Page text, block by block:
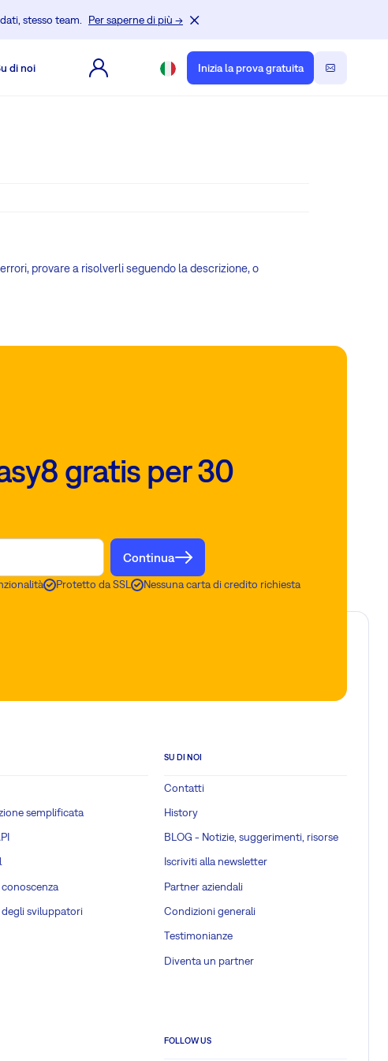
stesso team. Per saperne di più →
di noi Inizia la prova gratuita
provare a risolverli seguendo la descrizione, o
gratis per 30
Continua
Protetto da SSL Nessuna carta di credito richiesta
semplificata
conoscenza
degli sviluppatori
SU DI NOI
Contatti
History
BLOG - Notizie, suggerimenti, risorse
Iscriviti alla newsletter
Partner aziendali
Condizioni generali
Testimonianze
Diventa un partner
FOLLOW US